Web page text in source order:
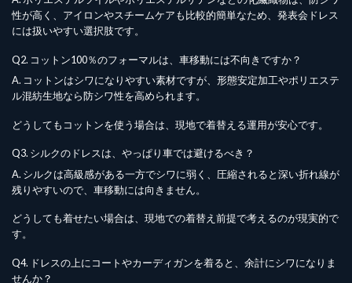
性が高く、アイロンやスチームケアも比較的簡単なため、発表会ドレス
には扱いやすい選択肢です。
Q2. コットン100％のフォーマルは、車移動には不向きですか？
A. コットンはシワになりやすい素材ですが、形態安定加工やポリエステ
ル混紡生地なら防シワ性を高められます。
どうしてもコットンを使う場合は、現地で着替える運用が安心です。
Q3. シルクのドレスは、やっぱり車では避けるべき？
A. シルクは高級感がある一方でシワに弱く、圧縮されると深い折れ線が
残りやすいので、車移動には向きません。
どうしても着せたい場合は、現地での着替え前提で考えるのが現実的で
す。
Q4. ドレスの上にコートやカーディガンを着ると、余計にシワになりま
せんか？